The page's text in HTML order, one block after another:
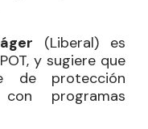
(Liberal) es
y sugiere que
protección
programas